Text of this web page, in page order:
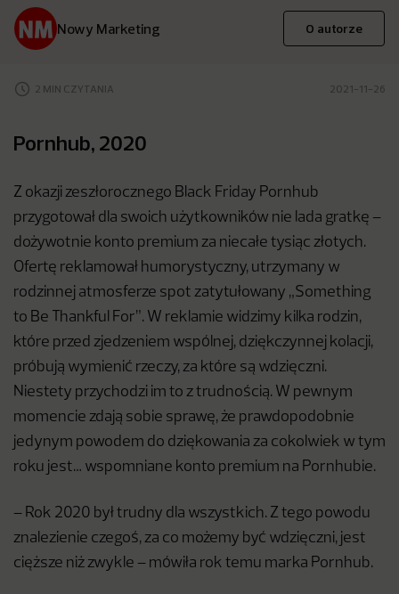
Nowy Marketing O autorze
2 MIN CZYTANIA 2021-11-26
Pornhub, 2020
Z okazji zeszłorocznego Black Friday Pornhub
przygotował dla swoich użytkowników nie lada gratkę –
dożywotnie konto premium za niecałe tysiąc złotych.
Ofertę reklamował humorystyczny, utrzymany w
rodzinnej atmosferze spot zatytułowany „Something
to Be Thankful For”. W reklamie widzimy kilka rodzin,
które przed zjedzeniem wspólnej, dziękczynnej kolacji,
próbują wymienić rzeczy, za które są wdzięczni.
Niestety przychodzi im to z trudnością. W pewnym
momencie zdają sobie sprawę, że prawdopodobnie
jedynym powodem do dziękowania za cokolwiek w tym
roku jest… wspomniane konto premium na Pornhubie.
– Rok 2020 był trudny dla wszystkich. Z tego powodu
znalezienie czegoś, za co możemy być wdzięczni, jest
cięższe niż zwykle – mówiła rok temu marka Pornhub.